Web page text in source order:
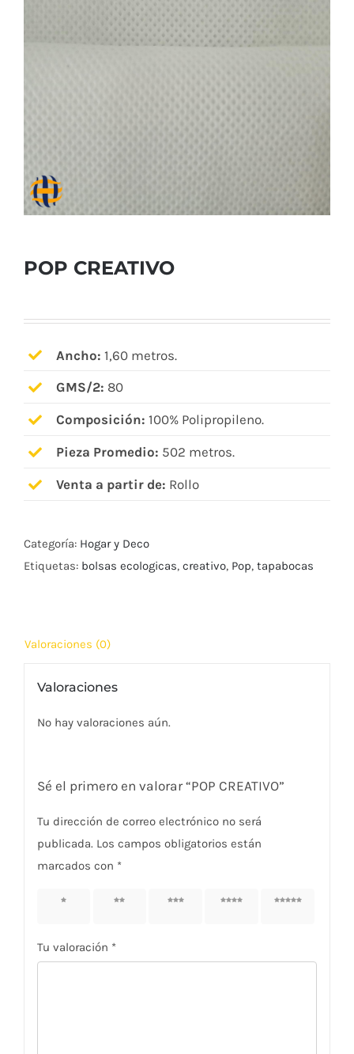
POP CREATIVO
Ancho: 1,60 metros.
GMS/2: 80
Composición: 100% Polipropileno.
Pieza Promedio: 502 metros.
Venta a partir de: Rollo
Categoría: Hogar y Deco
Etiquetas: bolsas ecologicas, creativo, Pop, tapabocas
Valoraciones (0)
Valoraciones
No hay valoraciones aún.
Sé el primero en valorar “POP CREATIVO”
Tu dirección de correo electrónico no será
publicada. Los campos obligatorios están
marcados con *
1 de 5
2 de 5
3 de 5
4 de 5
5 de 5
Tu valoración *